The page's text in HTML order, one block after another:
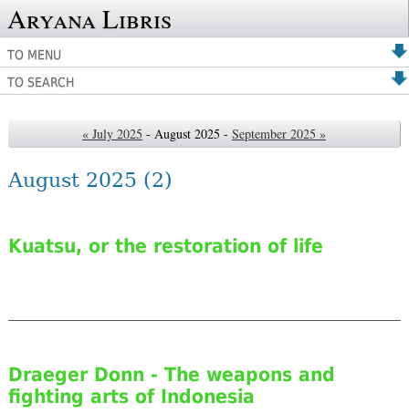
Aryana Libris
TO MENU
TO SEARCH
« July 2025 - August 2025 - September 2025 »
August 2025 (2)
Kuatsu, or the restoration of life
Draeger Donn - The weapons and
fighting arts of Indonesia